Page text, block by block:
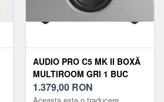
AUDIO PRO C5 MK II BOXĂ
MULTIROOM GRI 1 BUC
1.379,00 RON